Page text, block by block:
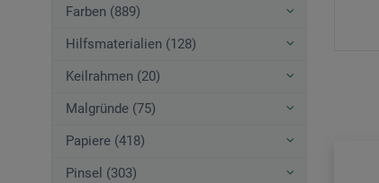
Farben (889)
Hilfsmaterialien (128)
Keilrahmen (20)
Malgründe (75)
Papiere (418)
Pinsel (303)